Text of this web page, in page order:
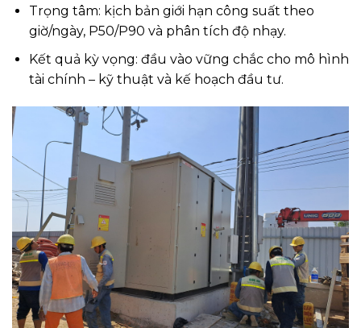
Trọng tâm: kịch bản giới hạn công suất theo
giờ/ngày, P50/P90 và phân tích độ nhạy.
Kết quả kỳ vọng: đầu vào vững chắc cho mô hình
tài chính – kỹ thuật và kế hoạch đầu tư.